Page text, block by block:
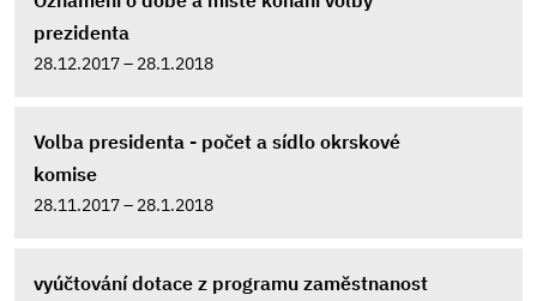
prezidenta
28.12.2017 – 28.1.2018
Volba presidenta - počet a sídlo okrskové
komise
28.11.2017 – 28.1.2018
vyúčtování dotace z programu zaměstnanost